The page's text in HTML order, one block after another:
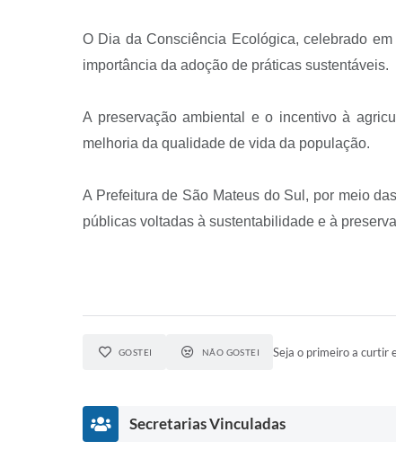
O Dia da Consciência Ecológica, celebrado
importância da adoção de práticas sustentáveis.
A preservação ambiental e o incentivo à
melhoria da qualidade de vida da população.
A Prefeitura de São Mateus do Sul, por meio
públicas voltadas à sustentabilidade e à
GOSTEI NÃO GOSTEI Seja o primeiro a curtir
Secretarias Vinculadas